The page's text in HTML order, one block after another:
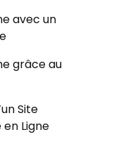
avec un
grâce au
Site
Ligne